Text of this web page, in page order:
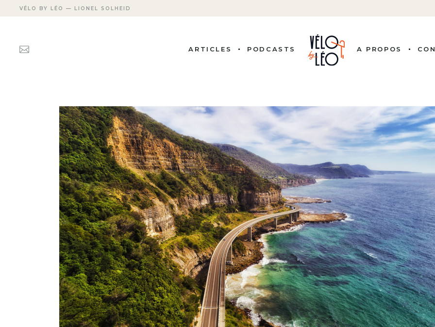
VÉLO BY LÉO — LIONEL SOLHEID
ARTICLES
FICHES COUREURS
TRANSMISSION
APRÈS LE VÉLO
CARRIÈRE PRO
LES DÉBUTS
MEETING, BY LEO
PODCASTS A PROPOS